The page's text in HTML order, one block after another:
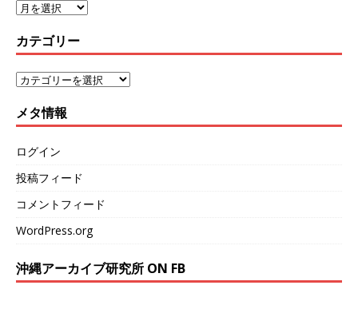
カテゴリー
メタ情報
ログイン
投稿フィード
コメントフィード
WordPress.org
沖縄アーカイブ研究所 ON FB